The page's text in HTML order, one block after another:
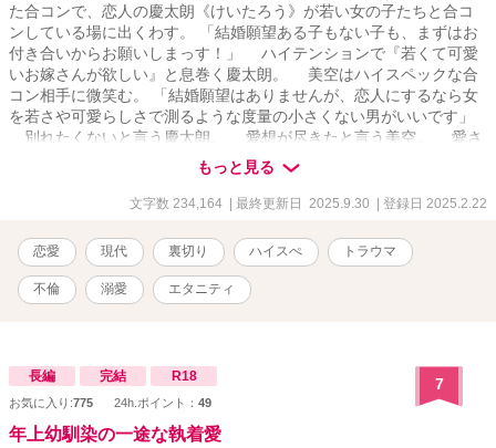
た合コンで、恋人の慶太朗《けいたろう》が若い女の子たちと合コ
ンしている場に出くわす。 「結婚願望ある子もない子も、まずはお
付き合いからお願いしまっす！」 ハイテンションで『若くて可愛
いお嫁さんが欲しい』と息巻く慶太朗。 美空はハイスペックな合
コン相手に微笑む。 「結婚願望はありませんが、恋人にするなら女
を若さや可愛らしさで測るような度量の小さくない男がいいです」
別れたくないと言う慶太朗。 愛想が尽きたと言う美空。 愛さ
れて、望まれて始まった関係だったのに――。 裏切りの夜に出会
った成悟は、慶太朗とはまるで違う穏やかな好意で包んでくれる。
でも、胸が苦しくなるほどの熱はない。 「お前、本気で男を愛し
葉に気持ちが揺らぐ。 あなたがそれを言うのーー！？
もっと見る
文字数 234,164 | 最終更新日 2025.9.30 | 登録日 2025.2.22
恋愛 現代 裏切り ハイスぺ トラウマ
不倫 溺愛 エタニティ
長編 完結 R18
お気に入り:775 24h.ポイント： 49
7
年上幼馴染の一途な執着愛